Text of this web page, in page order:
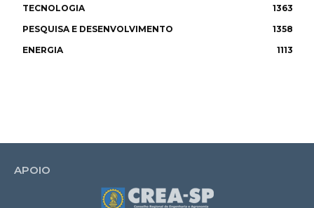
TECNOLOGIA
1363
PESQUISA E DESENVOLVIMENTO
1358
ENERGIA
1113
APOIO